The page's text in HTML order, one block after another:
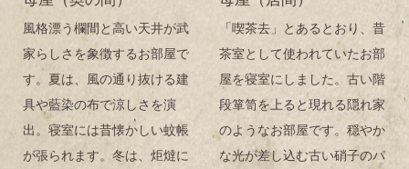
風格漂う欄間と高い天井が武
家らしさを象徴するお部屋で
す。夏は、風の通り抜ける建
具や藍染の布で涼しさを演
出。寝室には昔懐かしい蚊帳
が張られます。冬は、炬燵に
「喫茶去」とあるとおり、昔
茶室として使われていたお部
屋を寝室にしました。古い階
段箪笥を上ると現れる隠れ家
のようなお部屋です。穏やか
な光が差し込む古い硝子のパ